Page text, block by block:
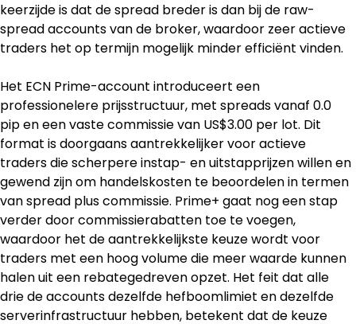
keerzijde is dat de spread breder is dan bij de raw-
spread accounts van de broker, waardoor zeer actieve
traders het op termijn mogelijk minder efficiënt vinden.
Het ECN Prime-account introduceert een
professionelere prijsstructuur, met spreads vanaf 0.0
pip en een vaste commissie van US$3.00 per lot. Dit
format is doorgaans aantrekkelijker voor actieve
traders die scherpere instap- en uitstapprijzen willen en
gewend zijn om handelskosten te beoordelen in termen
van spread plus commissie. Prime+ gaat nog een stap
verder door commissierabatten toe te voegen,
waardoor het de aantrekkelijkste keuze wordt voor
traders met een hoog volume die meer waarde kunnen
halen uit een rebategedreven opzet. Het feit dat alle
drie de accounts dezelfde hefboomlimiet en dezelfde
serverinfrastructuur hebben, betekent dat de keuze